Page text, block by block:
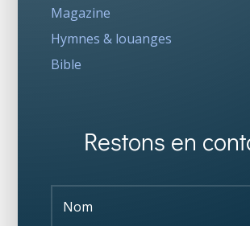
Magazine
Hymnes & louanges
Bible
Restons en